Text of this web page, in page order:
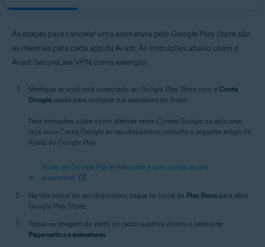
As etapas para cancelar uma assinatura pelo Google Play Store são
as mesmas para cada app da Avast. As instruções abaixo usam o
Avast SecureLine VPN como exemplo:
Verifique se você está conectado ao Google Play Store com a Conta
Google usada para comprar sua assinatura do Avast.
Para instruções sobre como alternar entre Contas Google ou adicionar
uma nova Conta Google ao seu dispositivo, consulte o seguinte artigo da
Ajuda do Google Play:
Ajuda do Google Play ▸ Adicionar e usar contas no seu
dispositivo
Na tela inicial do seu dispositivo, toque no ícone da Play Store para abrir
Google Play Store.
Toque na imagem do perfil no canto superior direito e selecione
Pagamentos e assinaturas.